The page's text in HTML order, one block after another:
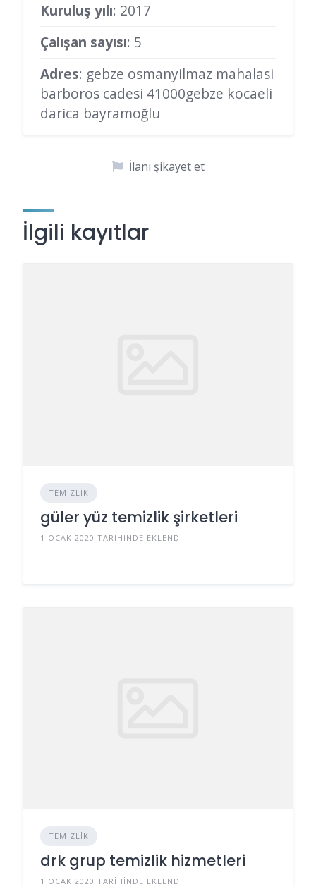
Kuruluş yılı: 2017
Çalışan sayısı: 5
Adres: gebze osmanyilmaz mahalasi
barboros cadesi 41000gebze kocaeli
darica bayramoğlu
İlanı şikayet et
İlgili kayıtlar
TEMIZLIK
güler yüz temizlik şirketleri
1 OCAK 2020 TARIHINDE EKLENDI
TEMIZLIK
drk grup temizlik hizmetleri
1 OCAK 2020 TARIHINDE EKLENDI